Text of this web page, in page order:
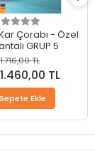
Çorabı - Özel
GRUP 5
1.716,00 TL
1.460,00 TL
Sepete Ekle